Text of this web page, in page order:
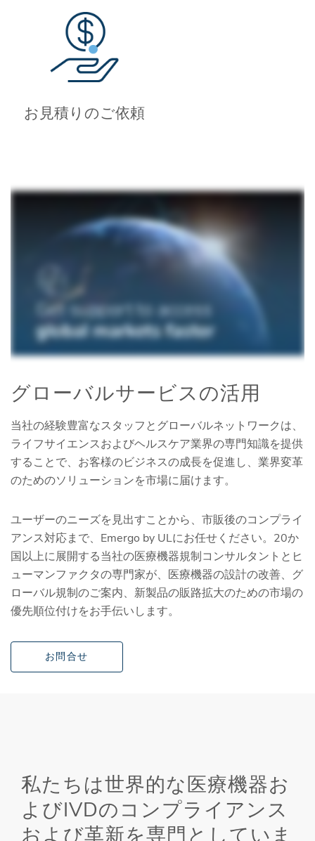
お見積りのご依頼
グローバルサービスの活用
当社の経験豊富なスタッフとグローバルネットワークは、
ライフサイエンスおよびヘルスケア業界の専門知識を提供
することで、お客様のビジネスの成長を促進し、業界変革
のためのソリューションを市場に届けます。
ユーザーのニーズを見出すことから、市販後のコンプライ
アンス対応まで、Emergo by ULにお任せください。20か
国以上に展開する当社の医療機器規制コンサルタントとヒ
ューマンファクタの専門家が、医療機器の設計の改善、グ
ローバル規制のご案内、新製品の販路拡大のための市場の
優先順位付けをお手伝いします。
お問合せ
私たちは世界的な医療機器お
よびIVDのコンプライアンス
および革新を専門としていま